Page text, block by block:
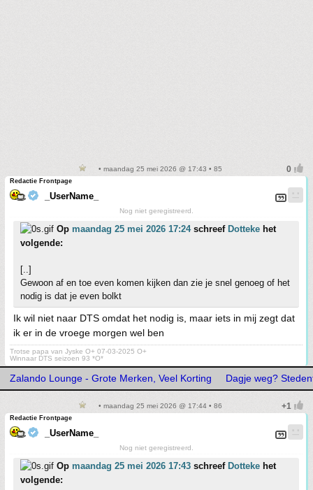
• maandag 25 mei 2026 @ 17:43 • 85
Redactie Frontpage
_UserName_
Nog niet geregistreerd.
Op maandag 25 mei 2026 17:24schreef Dotteke het
volgende:
[..]
Gewoon af en toe even komen kijken dan zie je snel genoeg of het
nodig is dat je even bolkt
Ik wil niet naar DTS omdat het nodig is, maar iets in mij zegt dat
ik er in de vroege morgen wel ben
Trotse papa van Jyske O+ 07-03-2025 O+
Winnaar DTS seizoen 93 *O*
Zalando Lounge - Grote Merken, Veel Korting Dagje weg?
• maandag 25 mei 2026 @ 17:44 • 86
Redactie Frontpage
_UserName_
Nog niet geregistreerd.
Op maandag 25 mei 2026 17:43 schreef Dotteke het
volgende: